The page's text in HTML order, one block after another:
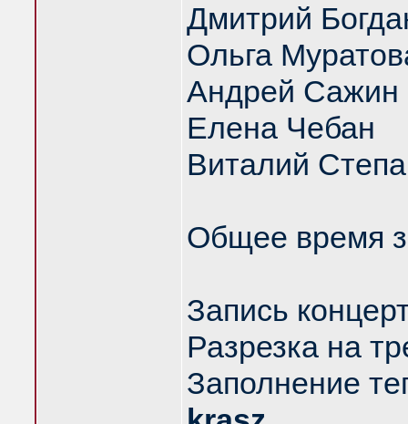
Дмитрий
Ольга
Андрей Сажин
Елена Чебан
Виталий
Общее время
Запись
Разрезка на
Заполнение